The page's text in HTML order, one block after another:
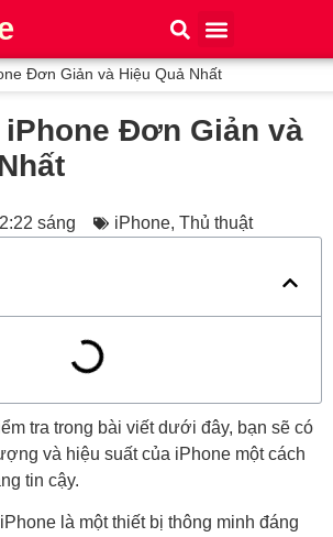
Đơn Giản và Hiệu Quả Nhất
iPhone Đơn Giản và
2:22 sáng iPhone, Thủ thuật
tra trong bài viết dưới đây, bạn sẽ có
và hiệu suất của iPhone một cách
tin cậy.
là một thiết bị thông minh đáng